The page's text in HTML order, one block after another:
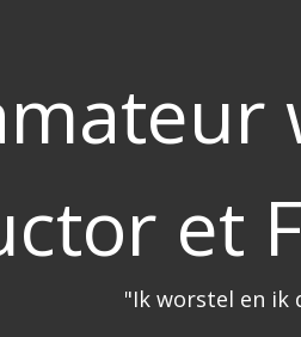
et
"Ik worstel en ik